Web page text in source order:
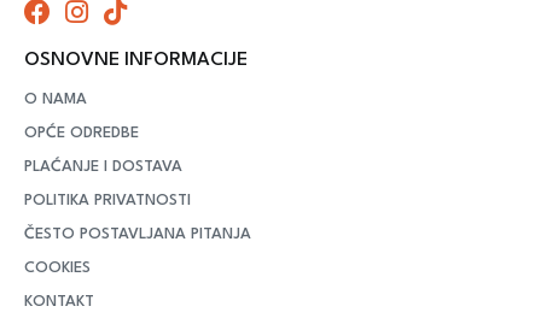
OSNOVNE INFORMACIJE
O NAMA
OPĆE ODREDBE
PLAĆANJE I DOSTAVA
POLITIKA PRIVATNOSTI
ČESTO POSTAVLJANA PITANJA
COOKIES
KONTAKT